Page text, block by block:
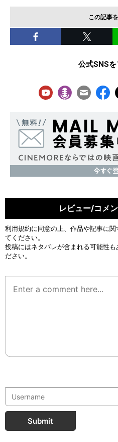
この記事
公式SNS
レビュー/コメ
利用規約に同意の上、作品や記事に
てください。
投稿にはネタバレが含まれる可能性
ださい。
Submit